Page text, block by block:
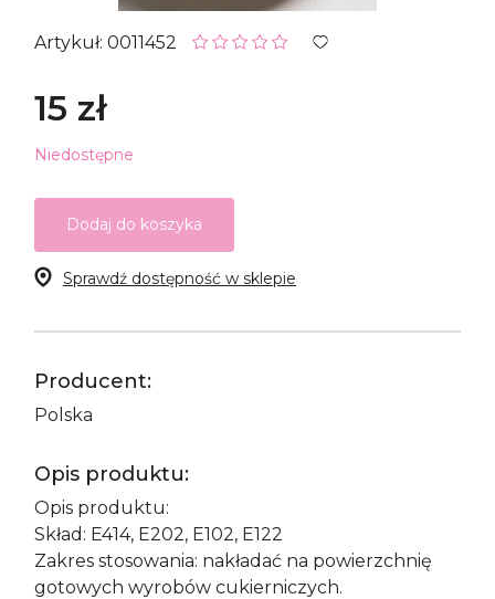
Artykuł: 0011452
15 zł
Niedostępne
Dodaj do koszyka
Sprawdź dostępność w sklepie
Producent:
Polska
Opis produktu:
Opis produktu:
Skład: E414, E202, E102, E122
Zakres stosowania: nakładać na powierzchnię
gotowych wyrobów cukierniczych.